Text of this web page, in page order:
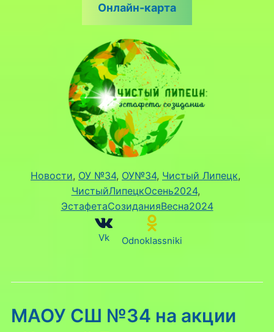
Онлайн-карта
Новости, ОУ №34, ОУ№34, Чистый Липецк
ЧистыйЛипецкОсень2024
ЭстафетаСозиданияВесна2024
Vk Odnoklassniki
МАОУ СШ №34 на акции